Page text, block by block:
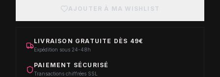
AJOUTER À MA WISHLIST
LIVRAISON GRATUITE DÈS 49€
Expédition sous 24-48h
PAIEMENT SÉCURISÉ
Transactions chiffrées SSL